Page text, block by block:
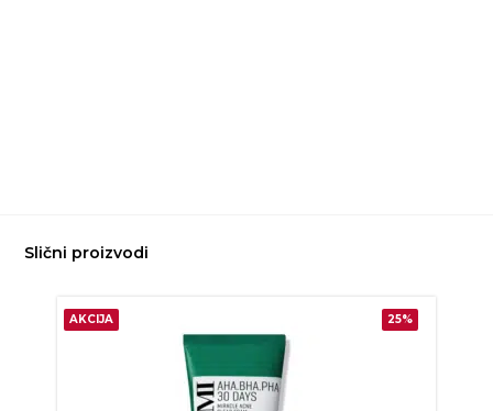
Slični proizvodi
AKCIJA 25%